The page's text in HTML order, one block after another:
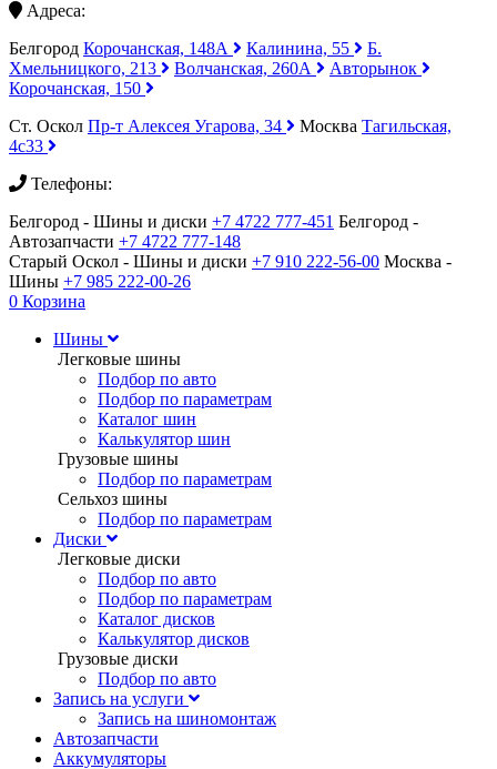
Адреса:
Белгород Корочанская, 148А Калинина, 55
Б.
Хмельницкого, 213
Волчанская, 260А
Авторынок
Корочанская, 150
Ст. Оскол Пр-т Алексея Угарова, 34 Москва Тагильская,
4с33
Телефоны:
Белгород - Шины и диски +7 4722 777-451 Белгород -
Автозапчасти +7 4722 777-148
Старый Оскол - Шины и диски +7 910 222-56-00 Москва -
Шины +7 985 222-00-26
0 Корзина
Шины
Легковые шины
Подбор по авто
Подбор по параметрам
Каталог шин
Калькулятор шин
Грузовые шины
Подбор по параметрам
Сельхоз шины
Подбор по параметрам
Диски
Легковые диски
Подбор по авто
Подбор по параметрам
Каталог дисков
Калькулятор дисков
Грузовые диски
Подбор по авто
Запись на услуги
Запись на шиномонтаж
Автозапчасти
Аккумуляторы